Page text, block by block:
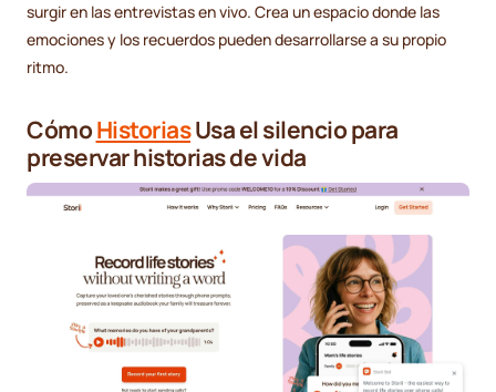
surgir en las entrevistas en vivo. Crea un espacio donde las
emociones y los recuerdos pueden desarrollarse a su propio
ritmo.
CómoHistoriasUsa el silencio para
preservar historias de vida